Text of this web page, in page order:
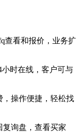
看和报价，业务扩
小时在线，客户可与
操作便捷，轻松找
询盘，查看买家